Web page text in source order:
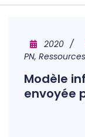
2020
PN, Ressources
Modèle
envoyée